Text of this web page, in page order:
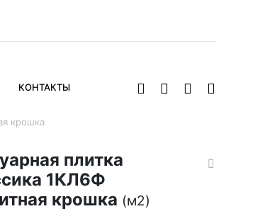
КОНТАКТЫ
крошка
плитка
1КЛ6Ф
крошка (м2)